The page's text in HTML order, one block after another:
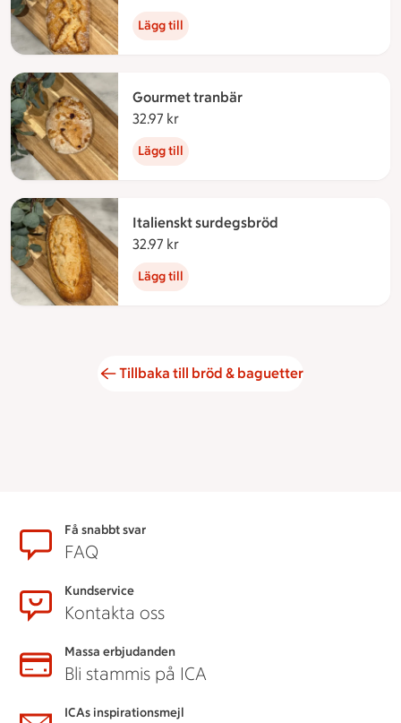
Lägg till
Gourmet tranbär
32.97 kr
Lägg till
Italienskt surdegsbröd
32.97 kr
Lägg till
Tillbaka till bröd & baguetter
SidfotFå snabbt svar
FAQ
Kundservice
Kontakta oss
Massa erbjudanden
Bli stammis på ICA
ICAs inspirationsmejl